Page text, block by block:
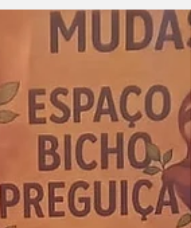
visitantes que já transformaram o evento em um dos
pontos de encontro mais queridos da região. Das 10h às
16h, a Serra da Moeda receberá uma programação
ampliada que inclui um encontro de carros antigos em